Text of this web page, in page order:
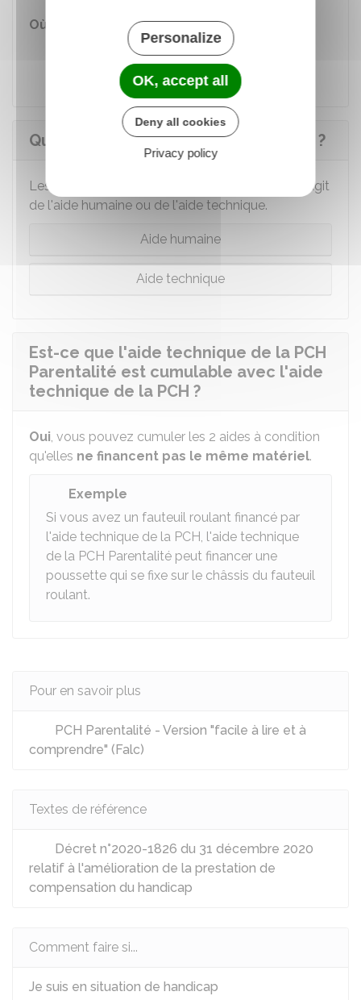
Où s'adresser ?
Maison départementale des
personnes handicapées (MDPH)
Quand est versée la PCH Parentalité ?
Les modes de versement diffèrent selon qu'il s'agit
de l'aide humaine ou de l'aide technique.
Aide humaine
Aide technique
Est-ce que l'aide technique de la PCH
Parentalité est cumulable avec l'aide
technique de la PCH ?
Oui, vous pouvez cumuler les 2 aides à condition
qu'elles ne financent pas le même matériel.
Exemple
Si vous avez un fauteuil roulant financé par
l'aide technique de la PCH, l'aide technique
de la PCH Parentalité peut financer une
poussette qui se fixe sur le châssis du fauteuil
roulant.
Pour en savoir plus
PCH Parentalité - Version "facile à lire et à
comprendre" (Falc)
Textes de référence
Décret n°2020-1826 du 31 décembre 2020
relatif à l'amélioration de la prestation de
compensation du handicap
Comment faire si...
Je suis en situation de handicap
Personalize
OK, accept all
Deny all cookies
Privacy policy